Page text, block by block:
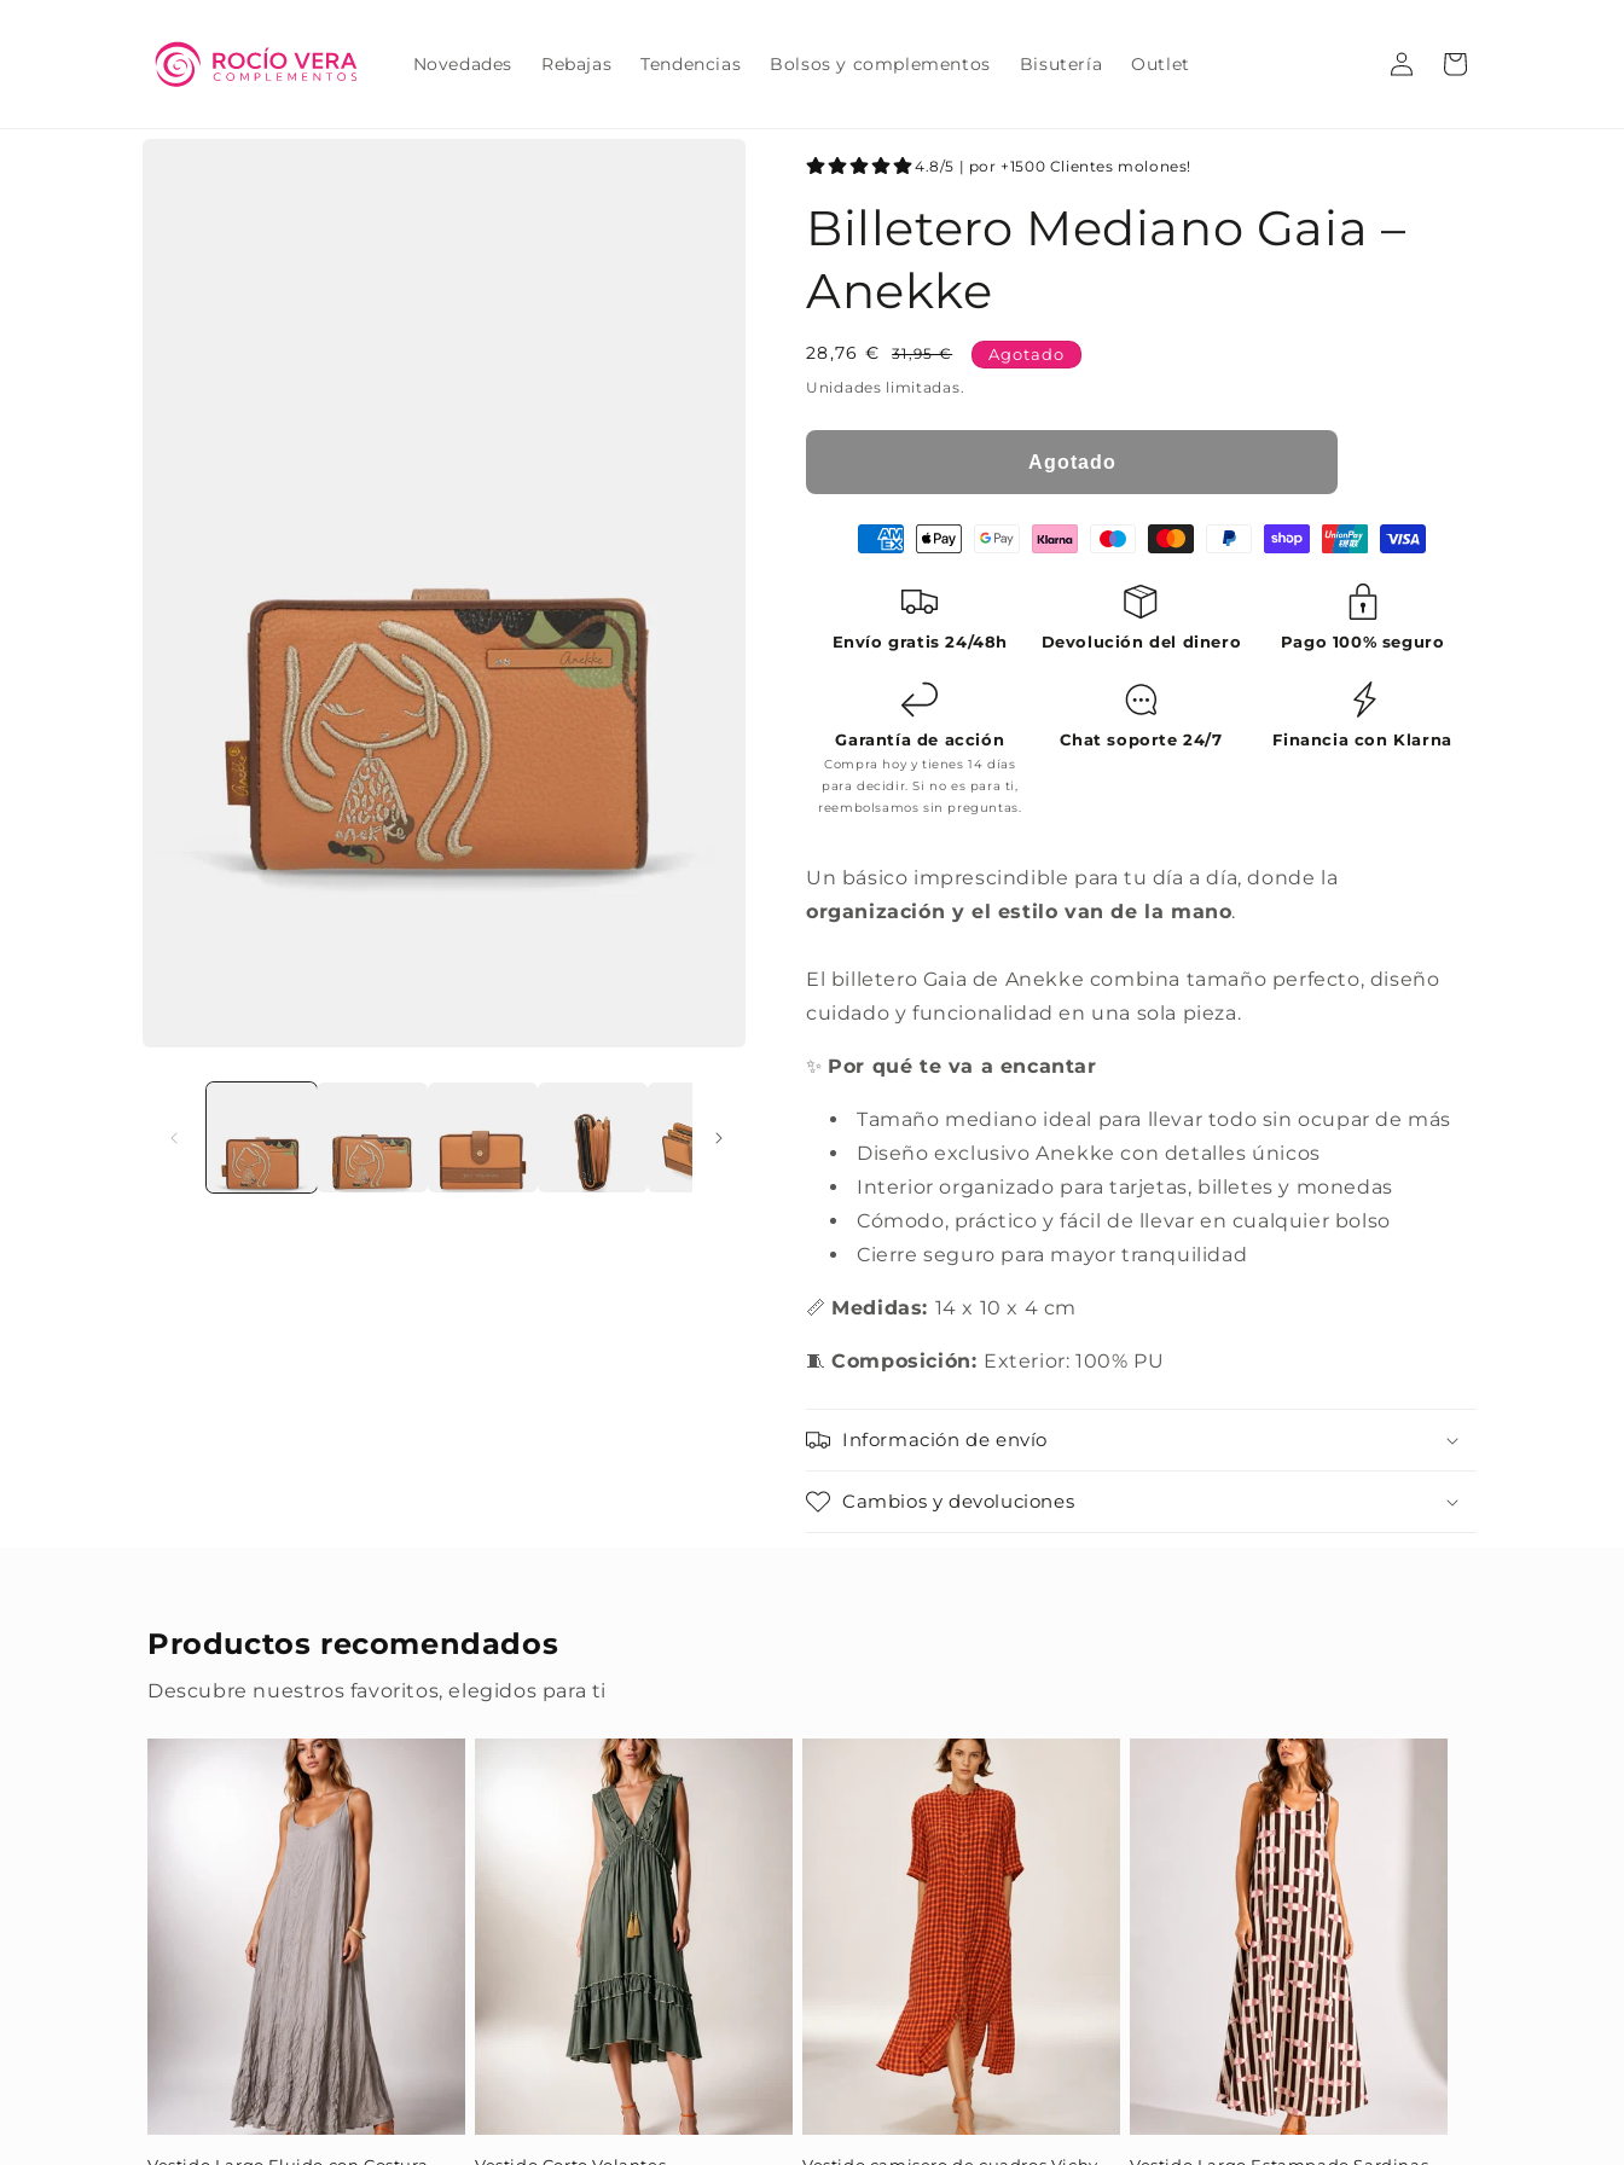
Novedades Rebajas Tendencias Bolsos y complementos Bisutería Outlet
Iniciar
sesión
Carrito
4.8/5 | por +1500 Clientes molones!
Billetero Mediano Gaia –
Anekke
Precio
31,95 €
Precio
28,76 € Agotado
Unidades limitadas.
Agotado
Envío gratis 24/48h Devolución del dinero Pago 100% seguro
Garantía de acción
Compra hoy y tienes 14 días
para decidir. Si no es para ti,
reembolsamos sin preguntas.
Chat soporte 24/7 Financia con Klarna
Un básico imprescindible para tu día a día, donde la
organización y el estilo van de la mano.
El billetero Gaia de Anekke combina tamaño perfecto, diseño
cuidado y funcionalidad en una sola pieza.
✨ Por qué te va a encantar
Tamaño mediano ideal para llevar todo sin ocupar de más
Diseño exclusivo Anekke con detalles únicos
Interior organizado para tarjetas, billetes y monedas
Cómodo, práctico y fácil de llevar en cualquier bolso
Cierre seguro para mayor tranquilidad
📏 Medidas: 14 x 10 x 4 cm
🧵Composición: Exterior: 100% PU
Información de envío
Cambios y devoluciones
Productos recomendados
Descubre nuestros favoritos, elegidos para ti